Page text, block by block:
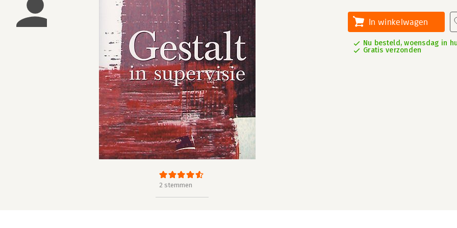
2 stemmen
In winkelwagen
Nu besteld, woensdag in
Gratis verzonden